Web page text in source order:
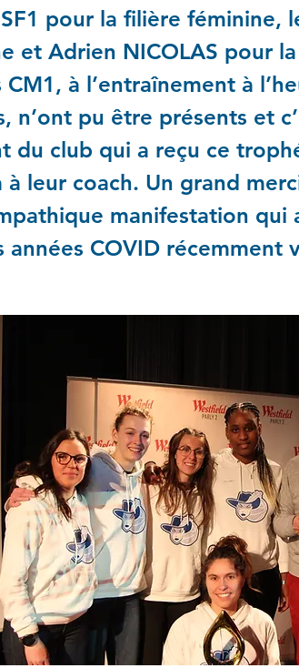
pour la filière féminine,
et Adrien NICOLAS pour
CM1, à l’entraînement à
n’ont pu être présents et
du club qui a reçu ce
leur coach. Un grand
manifestation qui
années COVID récemment